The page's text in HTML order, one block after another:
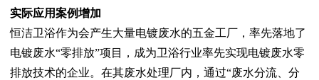
实际应用案例增加
恒洁卫浴作为会产生大量电镀废水的五金工厂，率先落地了
电镀废水“零排放”项目，成为卫浴行业率先实现电镀废水零
排放技术的企业。在其废水处理厂内，通过“废水分流、分